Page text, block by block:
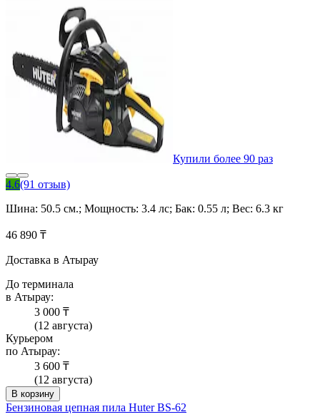
Купили более 90 раз
4.6(91 отзыв)
Шина: 50.5 см.; Мощность: 3.4 лс; Бак: 0.55 л; Вес: 6.3 кг
46 890 ₸
Доставка в Атырау
До терминала
в Атырау:
3 000 ₸
(12 августа)
Курьером
по Атырау:
3 600 ₸
(12 августа)
В корзину
Бензиновая цепная пила Huter BS-62